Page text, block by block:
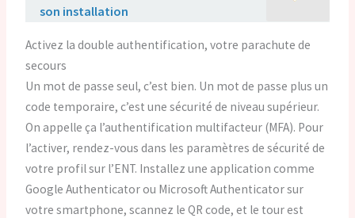
son installation
Activez la double authentification, votre parachute de
secours
Un mot de passe seul, c’est bien. Un mot de passe plus un
code temporaire, c’est une sécurité de niveau supérieur.
On appelle ça l’authentification multifacteur (MFA). Pour
l’activer, rendez-vous dans les paramètres de sécurité de
votre profil sur l’ENT. Installez une application comme
Google Authenticator ou Microsoft Authenticator sur
votre smartphone, scannez le QR code, et le tour est